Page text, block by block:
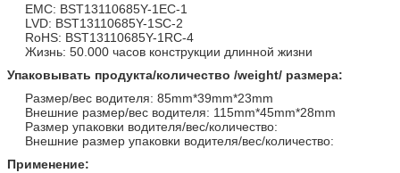
EMC: BST13110685Y-1EC-1
LVD: BST13110685Y-1SC-2
RoHS: BST13110685Y-1RC-4
Жизнь: 50.000 часов конструкции длинной жизни
Упаковывать продукта/количество /weight/ размера:
Размер/вес водителя: 85mm*39mm*23mm
Внешние размер/вес водителя: 115mm*45mm*28mm
Размер упаковки водителя/вес/количество:
Внешние размер упаковки водителя/вес/количество:
Применение: